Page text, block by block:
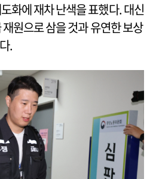
화에 재차 난색을 표했다. 대신
원으로 삼을 것과 유연한 보상
.